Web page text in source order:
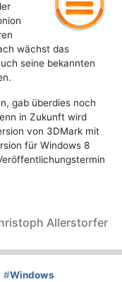
wächst das
seine bekannten
gab überdies noch
in Zukunft wird
von 3DMark mit
für Windows 8
Allerstorfer
#Windows